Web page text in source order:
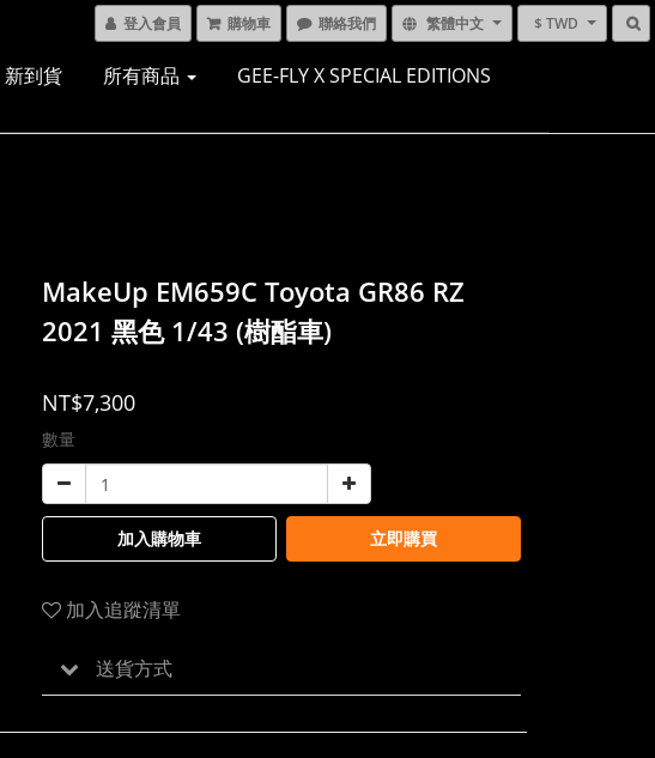
登入會員 購物車 聯絡我們 繁體中文 $ TWD
新到貨 所有商品 GEE-FLY X SPECIAL EDITIONS
MakeUp EM659C Toyota GR86 RZ
2021 黑色 1/43 (樹酯車)
NT$7,300
數量
加入購物車 立即購買
加入追蹤清單
送貨方式